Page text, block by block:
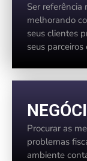
Ser referência
melhorando
seus clientes
seus
Procurar as
problemas
ambiente